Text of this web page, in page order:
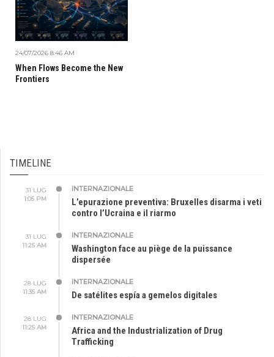
24/07/2026 8:46 AM
When Flows Become the New
Frontiers
TIMELINE
31 LUG
1:05 PM
INTERNAZIONALE
L’epurazione preventiva: Bruxelles disarma i veti
contro l’Ucraina e il riarmo
31 LUG
11:25 AM
INTERNAZIONALE
Washington face au piège de la puissance
dispersée
28 LUG
11:35 AM
INTERNAZIONALE
De satélites espía a gemelos digitales
28 LUG
11:25 AM
INTERNAZIONALE
Africa and the Industrialization of Drug
Trafficking